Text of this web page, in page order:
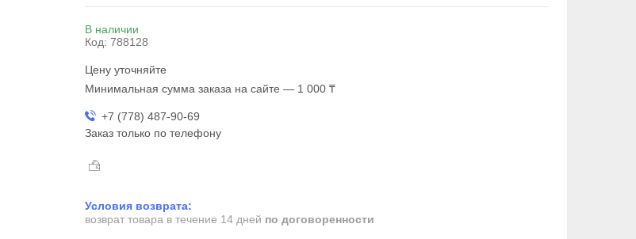
В наличии
Код: 788128
Цену уточняйте
Минимальная сумма заказа на сайте — 1 000 ₸
+7 (778) 487-90-69
Заказ только по телефону
возврат товара в течение 14 дней по договоренности